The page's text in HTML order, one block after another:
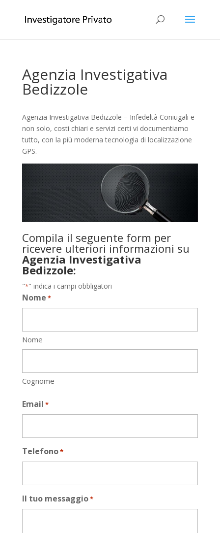
Agenzia Investigativa
Bedizzole
Agenzia Investigativa Bedizzole – Infedeltà Coniugali e
non solo, costi chiari e servizi certi vi documentiamo
tutto, con la più moderna tecnologia di localizzazione
GPS.
Compila il seguente form per
ricevere ulteriori informazioni su
Agenzia Investigativa
Bedizzole:
"*" indica i campi obbligatori
Nome *
Nome
Cognome
Email *
Telefono*
Il tuo messaggio*